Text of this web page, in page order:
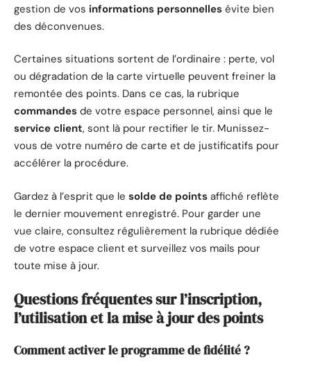
gestion de vos informations personnelles évite bien
des déconvenues.
Certaines situations sortent de l’ordinaire : perte, vol
ou dégradation de la carte virtuelle peuvent freiner la
remontée des points. Dans ce cas, la rubrique
commandes de votre espace personnel, ainsi que le
service client, sont là pour rectifier le tir. Munissez-
vous de votre numéro de carte et de justificatifs pour
accélérer la procédure.
Gardez à l’esprit que le solde de points affiché reflète
le dernier mouvement enregistré. Pour garder une
vue claire, consultez régulièrement la rubrique dédiée
de votre espace client et surveillez vos mails pour
toute mise à jour.
Questions fréquentes sur l’inscription,
l’utilisation et la mise à jour des points
Comment activer le programme de fidélité ?